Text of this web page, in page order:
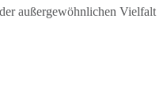
außergewöhnlichen Vielfalt